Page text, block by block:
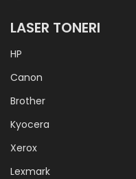
LASER TONERI
HP
Canon
Brother
Kyocera
Xerox
Lexmark